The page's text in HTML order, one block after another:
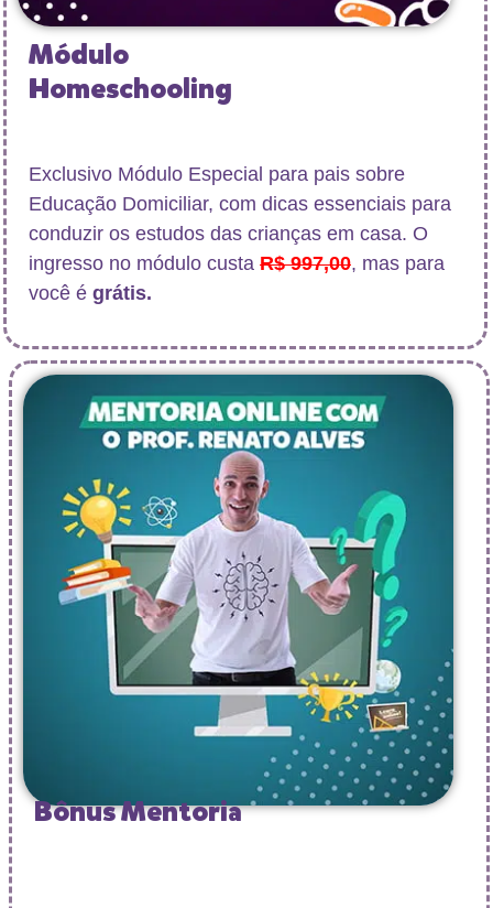
Módulo
Homeschooling
Exclusivo Módulo Especial para pais sobre
Educação Domiciliar, com dicas essenciais para
conduzir os estudos das crianças em casa. O
ingresso no módulo custa R$ 997,00, mas para
você é grátis.
Bônus Mentoria